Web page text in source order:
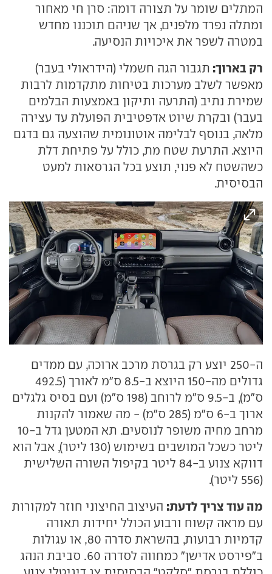
המתלים שומר על תצורה דומה: סרן חי מאחור
ומתלה נפרד מלפנים, אך שניהם תוכננו מחדש
במטרה לשפר את איכויות הנסיעה.
רק בארוך: תגבור הגה חשמלי (הידראולי בעבר)
מאפשר לשלב מערכות בטיחות מתקדמות לרבות
שמירת נתיב (התרעה ותיקון באמצעות הבלמים
בעבר) ובקרת שיוט אדפטיבית הפועלת עד עצירה
מלאה, בנוסף לבלימה אוטונומית שהוצעה גם בדגם
היוצא. התרעת שטח מת, כולל על פתיחת דלת
כשהשטח לא פנוי, תוצע בכל הגרסאות למעט
הבסיסית.
ה-250 יוצע רק בגרסת מרכב ארוכה, עם ממדים
גדולים מה-150 היוצא ב-8.5 ס"מ לאורך (492.5
ס"מ), ב-9.5 ס"מ לרוחב (198 ס"מ) ועם בסיס גלגלים
ארוך ב-6 ס"מ (285 ס"מ) - מה שאמור להקנות
מרחב מחיה משופר לנוסעים. תא המטען גדל ב-10
ליטר כשכל המושבים בשימוש (130 ליטר), אבל הוא
דווקא צנוע ב-84 ליטר בקיפול השורה השלישית
(556 ליטר).
מה עוד צריך לדעת: העיצוב החיצוני חוזר למקורות
עם מראה קשוח ורבוע הכולל יחידות תאורה
קדמיות רבועות, בהשראת סדרה 80, או עגולות
ב"פירסט אדישן" כמחווה לסדרה 60. סביבת הנהג